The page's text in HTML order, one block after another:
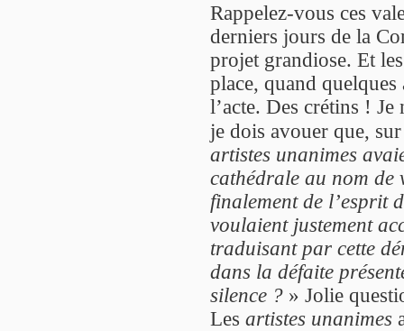
Rappelez-vous ces
derniers jours de la
projet grandiose. Et
place, quand quelques
l’acte. Des crétins !
je dois avouer que,
artistes unanimes
cathédrale au nom de
finalement de l’esprit
voulaient justement
traduisant par cette
dans la défaite
silence ? » Jolie
Les artistes unanimes